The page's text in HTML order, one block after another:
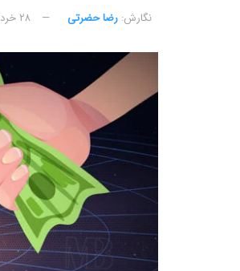
نگارش:‌ رضا حضرتی ۲۸ خرداد ۱۴۰۵ - ۱۱:۰۰